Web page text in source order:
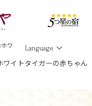
ホワ
Language
イトタイガーの赤ちゃん